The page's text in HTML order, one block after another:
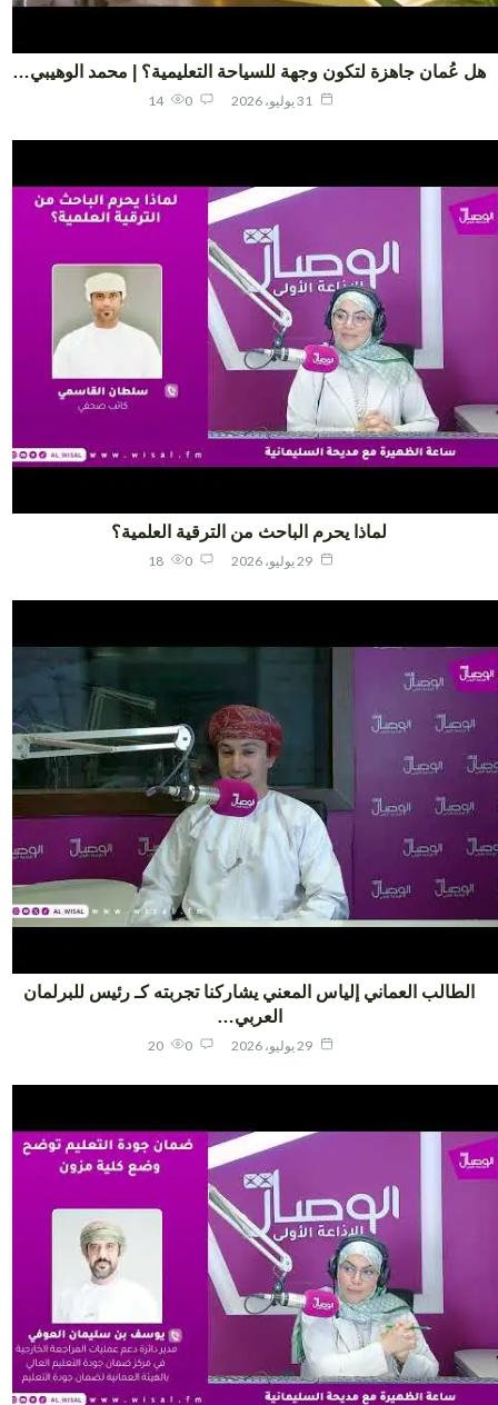
عُمان جاهزة لتكون وجهة للسياحة التعليمية؟ | محمد الوهيبي…
14
لماذا يحرم الباحث من الترقية العلمية؟
18
العماني إلياس المعني يشاركنا تجربته كـ رئيس للبرلمان
العربي…
20